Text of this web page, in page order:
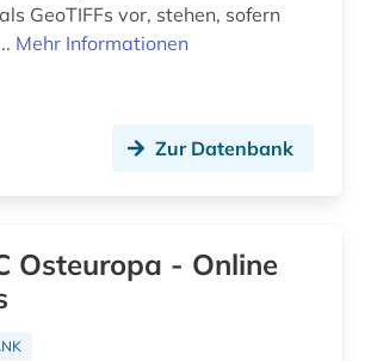
GeoTIFFs vor, stehen, sofern
Mehr Informationen
Zur Datenbank
Osteuropa - Online